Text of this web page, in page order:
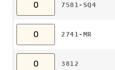
7581-SQ4
2741-MR
3812